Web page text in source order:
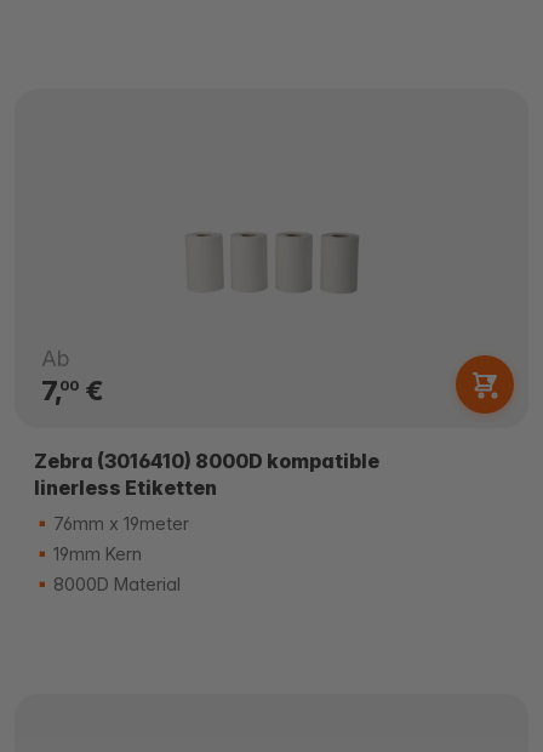
Ab
7,00€
Zebra (3016410) 8000D kompatible
linerless Etiketten
76mm x 19meter
19mm Kern
8000D Material